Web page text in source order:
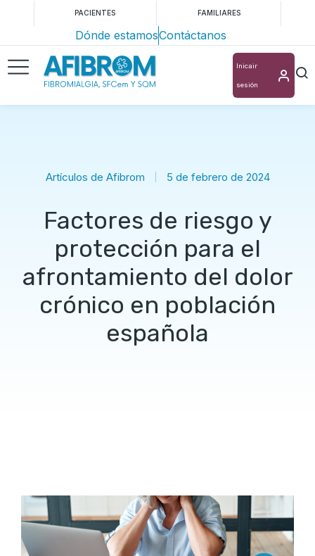
PACIENTES FAMILIARES
Dónde estamosContáctanos
Inicair
sesión
Artículos de Afibrom 5 de febrero de 2024
Factores de riesgo y
protección para el
afrontamiento del dolor
crónico en población
española